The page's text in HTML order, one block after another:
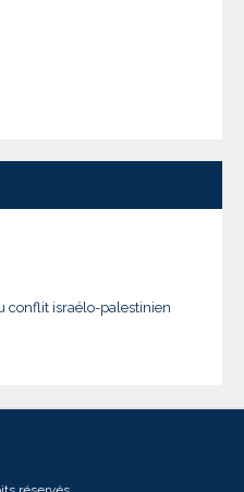
conflit israélo-palestinien